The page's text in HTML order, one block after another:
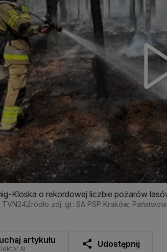
Kloska o rekordowej liczbie pożarów
TVN24Źródło zdj. gł.: SA PSP Kraków,
artykułu
AI Udostępnij